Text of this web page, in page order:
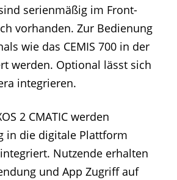
serienmäßig im Front-
vorhanden. Zur Bedienung
wie das CEMIS 700 in der
werden. Optional lässt sich
integrieren.
2 CMATIC werden
in die digitale Plattform
Nutzende erhalten
und App Zugriff auf